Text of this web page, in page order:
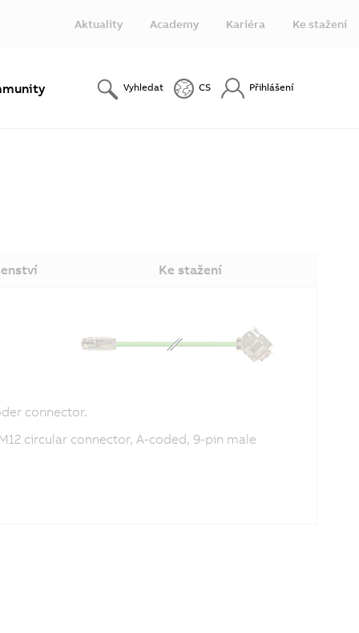
Aktuality Academy Kariéra Ke stažení
Vyhledat CS Přihlášení
Ke stažení
connector.
circular connector, A-coded, 9-pin male